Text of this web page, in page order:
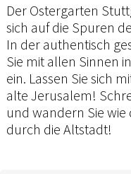
Der Ostergarten
sich auf die Spuren
In der authentisch
Sie mit allen Sinnen
ein. Lassen Sie sich
alte Jerusalem!
und wandern Sie wie
durch die Altstadt!